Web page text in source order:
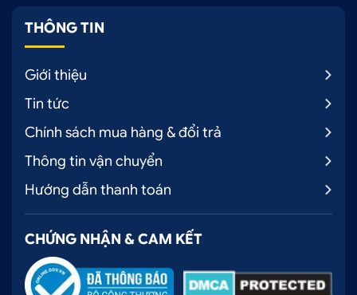
THÔNG TIN
Giới thiệu
Tin tức
Chính sách mua hàng & đổi trả
Thông tin vận chuyển
Hướng dẫn thanh toán
CHỨNG NHẬN & CAM KẾT